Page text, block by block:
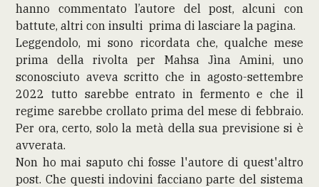
hanno commentato l’autore del post, alcuni con
battute, altri con insulti prima di lasciare la pagina.
Leggendolo, mi sono ricordata che, qualche mese
prima della rivolta per Mahsa Jìna Amini, uno
sconosciuto aveva scritto che in agosto-settembre
2022 tutto sarebbe entrato in fermento e che il
regime sarebbe crollato prima del mese di febbraio.
Per ora, certo, solo la metà della sua previsione si è
avverata.
Non ho mai saputo chi fosse l'autore di quest'altro
post. Che questi indovini facciano parte del sistema